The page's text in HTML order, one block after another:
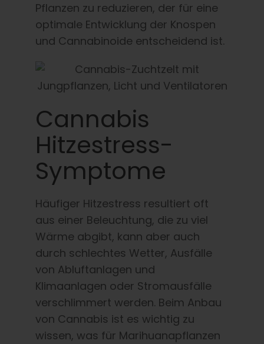
Pflanzen zu reduzieren, der für eine
optimale Entwicklung der Knospen
und Cannabinoide entscheidend ist.
Cannabis
Hitzestress-
Symptome
Häufiger Hitzestress resultiert oft
aus einer Beleuchtung, die zu viel
Wärme abgibt, kann aber auch
durch schlechtes Wetter, Ausfälle
von Abluftanlagen und
Klimaanlagen oder Stromausfälle
verschlimmert werden. Beim Anbau
von Cannabis ist es wichtig zu
wissen, was für Marihuanapflanzen